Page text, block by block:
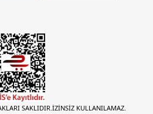
SAKLIDIR.İZİNSİZ KULLANILAMAZ.